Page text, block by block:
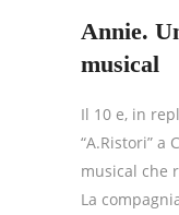
Annie.
musical
Il 10 e, in
“A.Ristori” a
musical che
La